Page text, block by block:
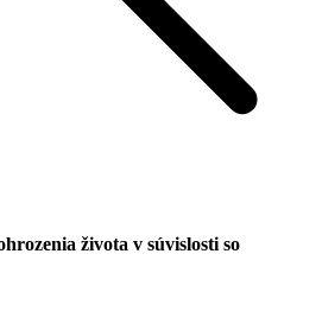
života v súvislosti so